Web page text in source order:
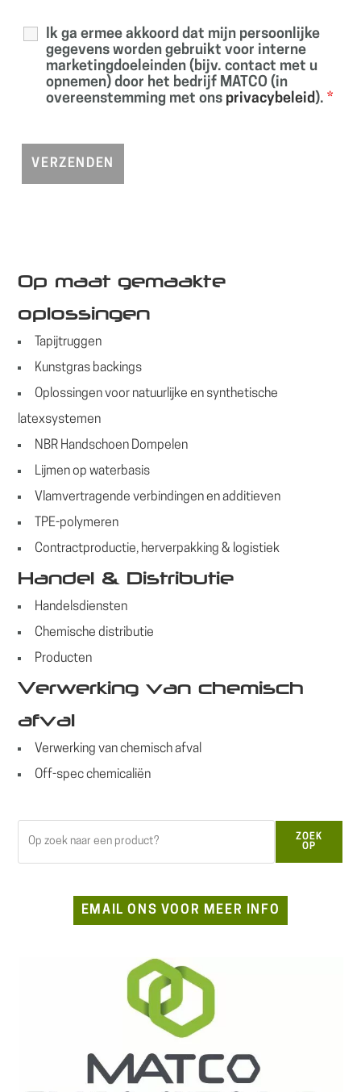
Ik ga ermee akkoord dat mijn persoonlijke
gegevens worden gebruikt voor interne
marketingdoeleinden (bijv. contact met u
opnemen) door het bedrijf MATCO (in
overeenstemming met ons privacybeleid).*
Op maat gemaakte
oplossingen
Tapijtruggen
Kunstgras backings
Oplossingen voor natuurlijke en synthetische
latexsystemen
NBR Handschoen Dompelen
Lijmen op waterbasis
Vlamvertragende verbindingen en additieven
TPE-polymeren
Contractproductie, herverpakking & logistiek
Handel & Distributie
Handelsdiensten
Chemische distributie
Producten
Verwerking van chemisch
afval
Verwerking van chemisch afval
Off-spec chemicaliën
ZOEK
OP
EMAIL ONS VOOR MEER INFO